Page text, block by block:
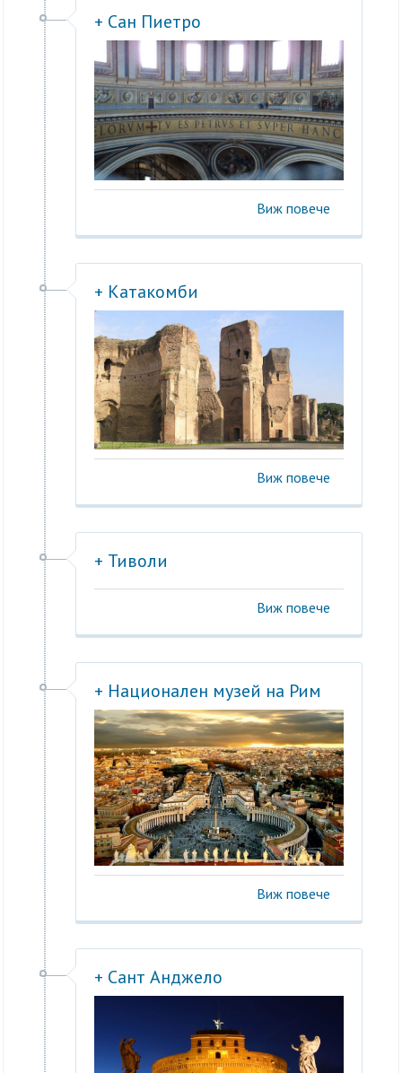
+ Сан Пиетро
Виж повече
+ Катакомби
Виж повече
+ Тиволи
Виж повече
+ Национален музей на Рим
Виж повече
+ Сант Анджело